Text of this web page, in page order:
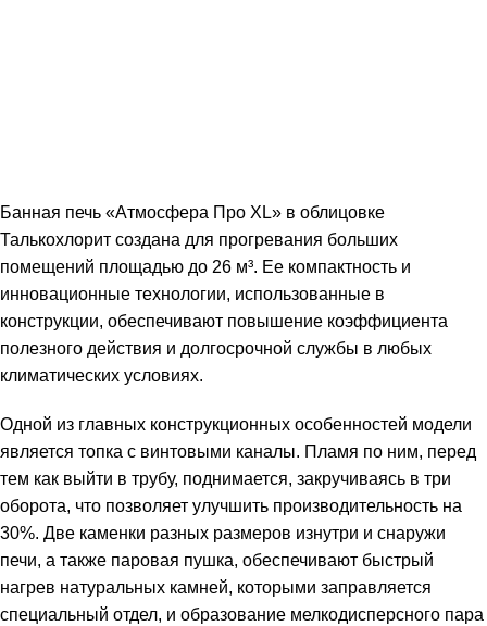
Банная печь «Атмосфера Про XL» в облицовке
Талькохлорит создана для прогревания больших
помещений площадью до 26 м³. Ее компактность и
инновационные технологии, использованные в
конструкции, обеспечивают повышение коэффициента
полезного действия и долгосрочной службы в любых
климатических условиях.
Одной из главных конструкционных особенностей модели
является топка с винтовыми каналы. Пламя по ним, перед
тем как выйти в трубу, поднимается, закручиваясь в три
оборота, что позволяет улучшить производительность на
30%. Две каменки разных размеров изнутри и снаружи
печи, а также паровая пушка, обеспечивают быстрый
нагрев натуральных камней, которыми заправляется
специальный отдел, и образование мелкодисперсного пара